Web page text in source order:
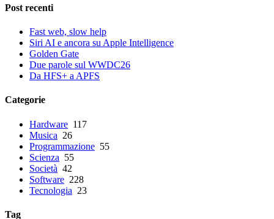
Post recenti
Fast web, slow help
Siri AI e ancora su Apple Intelligence
Golden Gate
Due parole sul WWDC26
Da HFS+ a APFS
Categorie
Hardware 117
Musica 26
Programmazione 55
Scienza 55
Società 42
Software 228
Tecnologia 23
Tag